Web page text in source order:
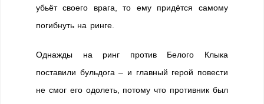
убьёт своего врага, то ему придётся самому
погибнуть на ринге.
Однажды на ринг против Белого Клыка
поставили бульдога – и главный герой повести
не смог его одолеть, потому что противник был